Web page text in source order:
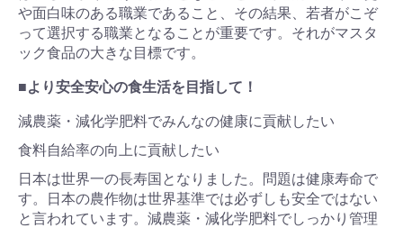
や面白味のある職業であること、その結果、若者がこぞ
って選択する職業となることが重要です。それがマスタ
ック食品の大きな目標です。
■より安全安心の食生活を目指して！
減農薬・減化学肥料でみんなの健康に貢献したい
食料自給率の向上に貢献したい
日本は世界一の長寿国となりました。問題は健康寿命で
す。日本の農作物は世界基準では必ずしも安全ではない
と言われています。減農薬・減化学肥料でしっかり管理